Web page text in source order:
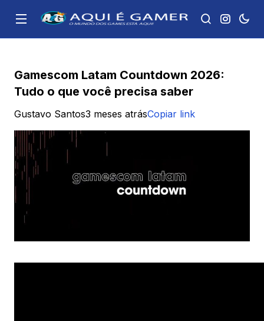
Gamescom Latam Countdown 2026:
Tudo o que você precisa saber
Gustavo Santos3 meses atrásCopiar link